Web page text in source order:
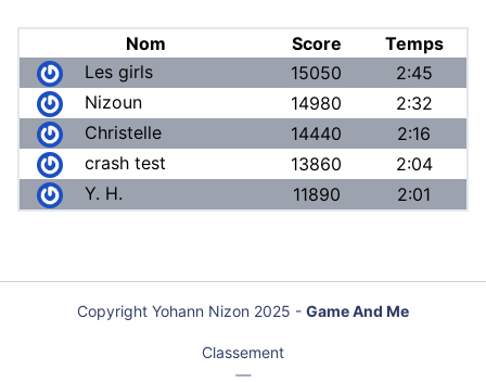
Nom Score
Temps
Les girls
15050
2:45
Nizoun
14980
2:32
Christelle
14440
2:16
crash test
13860
2:04
Y. H.
11890 2:01
Copyright Yohann Nizon 2025 - Game And Me
Classement
|